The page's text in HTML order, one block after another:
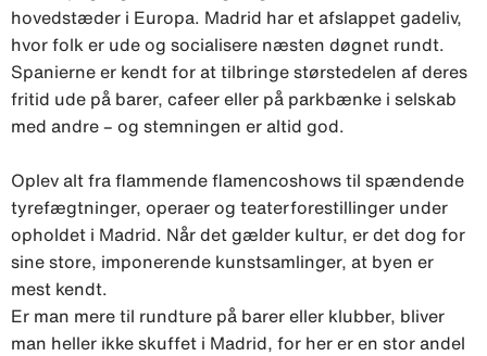
hovedstæder i Europa. Madrid har et afslappet gadeliv,
hvor folk er ude og socialisere næsten døgnet rundt.
Spanierne er kendt for at tilbringe størstedelen af deres
fritid ude på barer, cafeer eller på parkbænke i selskab
med andre – og stemningen er altid god.
Oplev alt fra flammende flamencoshows til spændende
tyrefægtninger, operaer og teaterforestillinger under
opholdet i Madrid. Når det gælder kultur, er det dog for
sine store, imponerende kunstsamlinger, at byen er
mest kendt.
Er man mere til rundture på barer eller klubber, bliver
man heller ikke skuffet i Madrid, for her er en stor andel